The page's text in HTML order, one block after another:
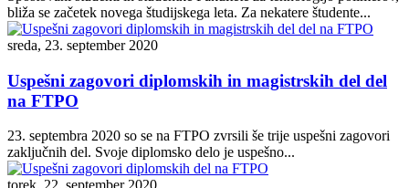
bliža se začetek novega študijskega leta. Za nekatere študente...
sreda, 23. september 2020
Uspešni zagovori diplomskih in magistrskih del del
na FTPO
23. septembra 2020 so se na FTPO zvrsili še trije uspešni zagovori
zaključnih del. Svoje diplomsko delo je uspešno...